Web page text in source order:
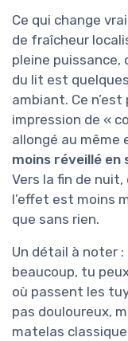
Ce qui change
de fraîcheur
pleine
du lit est
ambiant. Ce
impression de «
allongé au même
moins réveillé en
Vers la fin de nuit,
l’effet est moins
que sans rien.
Un détail à noter
beaucoup, tu
où passent les
pas douloureux,
matelas